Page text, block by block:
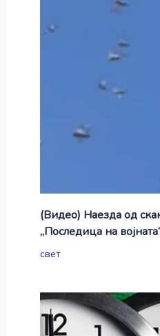
(Видео) Наезда од
„Последица на
свет